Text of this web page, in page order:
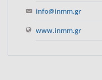
info@inmm.gr
www.inmm.gr